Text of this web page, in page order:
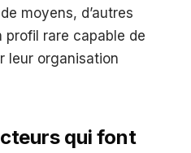
moyens, d’autres
rare capable de
leur organisation
qui font